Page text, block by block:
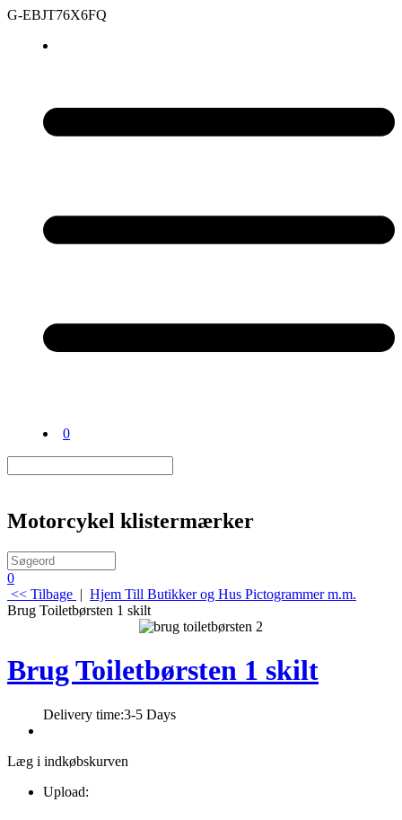
G-EBJT76X6FQ
0
Motorcykel klistermærker
0
<< Tilbage | Hjem Till Butikker og Hus Pictogrammer m.m.
Brug Toiletbørsten 1 skilt
Brug Toiletbørsten 1 skilt
Delivery time:3-5 Days
Læg i indkøbskurven
Upload: